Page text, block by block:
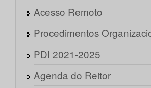
Acesso Remoto
Procedimentos
PDI 2021-2025
Agenda do Reitor